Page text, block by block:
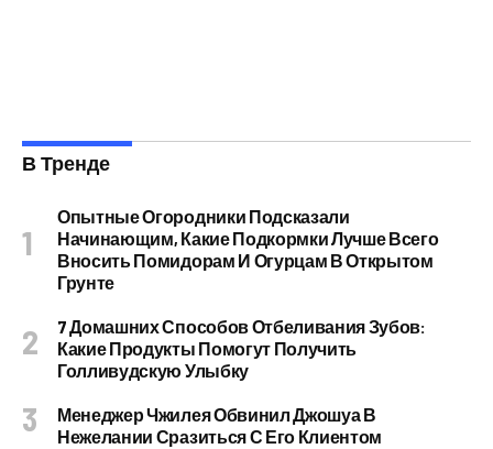
В Тренде
Опытные Огородники Подсказали
Начинающим, Какие Подкормки Лучше Всего
Вносить Помидорам И Огурцам В Открытом
Грунте
7 Домашних Способов Отбеливания Зубов:
Какие Продукты Помогут Получить
Голливудскую Улыбку
Менеджер Чжилея Обвинил Джошуа В
Нежелании Сразиться С Его Клиентом